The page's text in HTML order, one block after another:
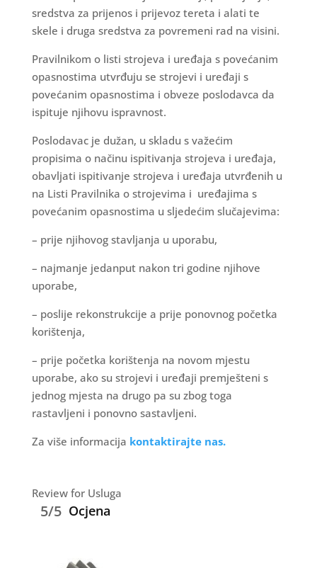
sredstva za prijenos i prijevoz tereta i alati te
skele i druga sredstva za povremeni rad na visini.
Pravilnikom o listi strojeva i uređaja s povećanim
opasnostima utvrđuju se strojevi i uređaji s
povećanim opasnostima i obveze poslodavca da
ispituje njihovu ispravnost.
Poslodavac je dužan, u skladu s važećim
propisima o načinu ispitivanja strojeva i uređaja,
obavljati ispitivanje strojeva i uređaja utvrđenih u
na Listi Pravilnika o strojevima i uređajima s
povećanim opasnostima u sljedećim slučajevima:
– prije njihovog stavljanja u uporabu,
– najmanje jedanput nakon tri godine njihove
uporabe,
– poslije rekonstrukcije a prije ponovnog početka
korištenja,
– prije početka korištenja na novom mjestu
uporabe, ako su strojevi i uređaji premješteni s
jednog mjesta na drugo pa su zbog toga
rastavljeni i ponovno sastavljeni.
Za više informacija kontaktirajte nas.
Review for Usluga
5/5 Ocjena